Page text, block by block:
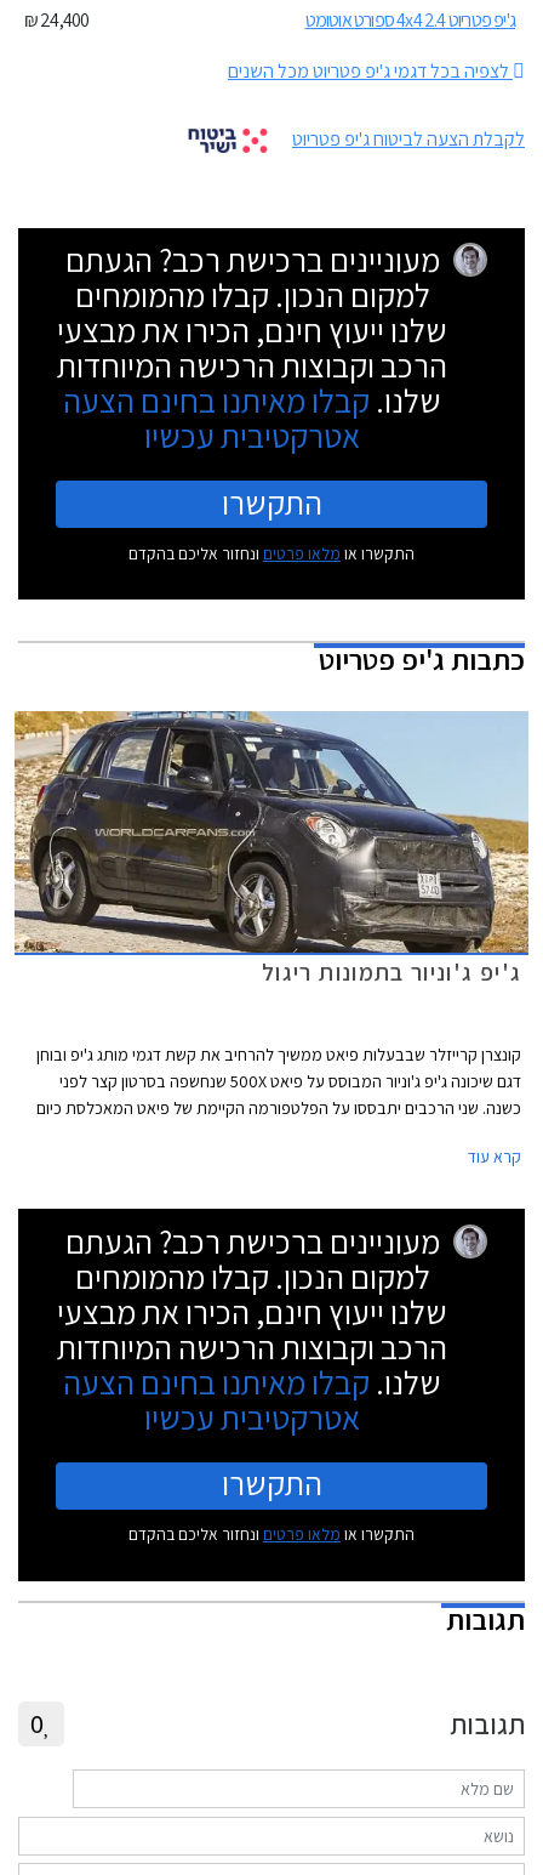
ג'יפ פטריוט 2.4 4x4 ספורט אוטומט
24,400 ₪
לצפיה בכל דגמי ג'יפ פטריוט מכל השנים
לקבלת הצעה לביטוח ג'יפ פטריוט
מעוניינים ברכישת רכב? הגעתם
למקום הנכון. קבלו מהמומחים
שלנו ייעוץ חינם, הכירו את מבצעי
הרכב וקבוצות הרכישה המיוחדות
שלנו. קבלו מאיתנו בחינם הצעה
אטרקטיבית עכשיו
התקשרו
התקשרו או מלאו פרטים ונחזור אליכם בהקדם
כתבותג'יפ פטריוט
ג'יפ ג'וניור בתמונות ריגול
קונצרן קרייזלר שבבעלות פיאט ממשיך להרחיב את קשת דגמי מותג ג'יפ ובוחן
דגם שיכונה ג'יפ ג'וניור המבוסס על פיאט 500X שנחשפה בסרטון קצר לפני
כשנה. שני הרכבים יתבססו על הפלטפורמה הקיימת של פיאט המאכלסת כיום
קרא עוד
מעוניינים ברכישת רכב? הגעתם
למקום הנכון. קבלו מהמומחים
שלנו ייעוץ חינם, הכירו את מבצעי
הרכב וקבוצות הרכישה המיוחדות
שלנו. קבלו מאיתנו בחינם הצעה
אטרקטיבית עכשיו
התקשרו
התקשרו או מלאו פרטים ונחזור אליכם בהקדם
תגובות
תגובות 0